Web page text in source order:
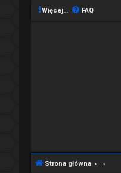
Więcej… FAQ
Strona główna